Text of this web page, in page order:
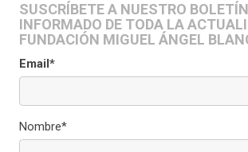
SUSCRÍBETE A NUESTRO
INFORMADO DE TODA LA
FUNDACIÓN MIGUEL ÁNGEL
Email*
Nombre*